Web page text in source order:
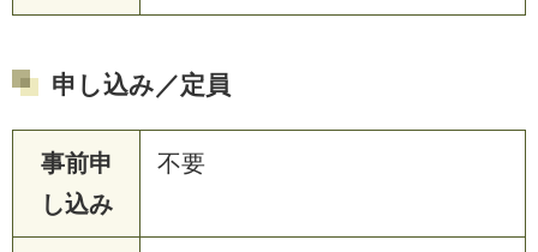
申し込み／定員
事前申
し込み
不要